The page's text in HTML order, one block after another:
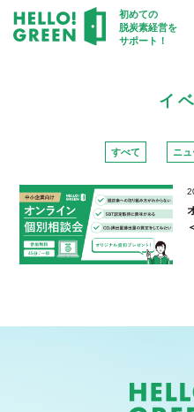
初めての
脱炭素経営を
サポート！
イ
すべて ニュ